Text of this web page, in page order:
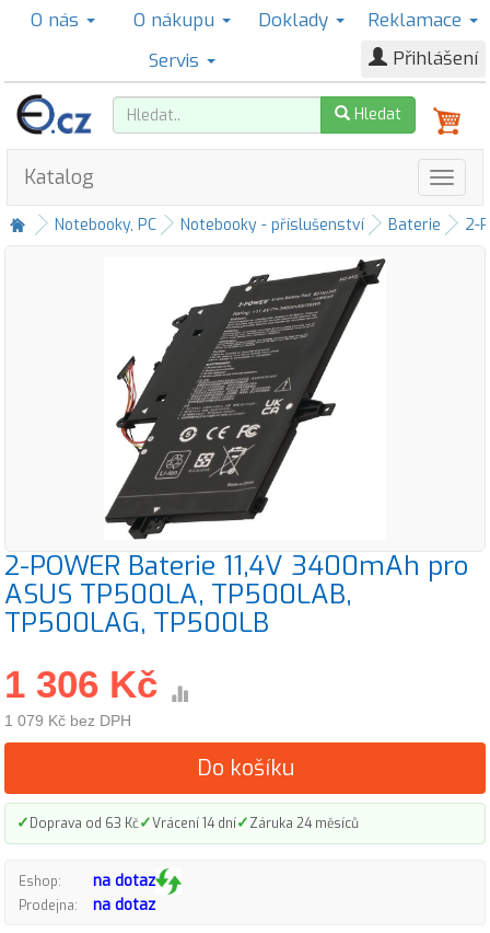
O nás O nákupu Doklady
Reklamace
Servis
Přihlášení
Hledat
Katalog
Notebooky, PC Notebooky - příslušenství Baterie 2-
2-POWER Baterie 11,4V 3400mAh pro
ASUS TP500LA, TP500LAB,
TP500LAG, TP500LB
1 306 Kč
1 079 Kč bez DPH
Do košíku
✓Doprava od 63 Kč✓Vrácení 14 dní✓Záruka 24 měsíců
Eshop: na dotaz
Prodejna: na dotaz